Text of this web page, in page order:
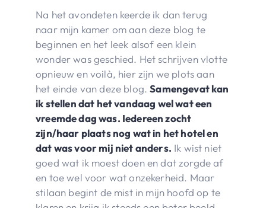
Na het avondeten keerde ik dan terug
naar mijn kamer om aan deze blog te
beginnen en het leek alsof een klein
wonder was geschied. Het schrijven vlotte
opnieuw en voilà, hier zijn we plots aan
het einde van deze blog.Samengevat kan
ik stellen dat het vandaag wel wat een
vreemde dag was. Iedereen zocht
zijn/haar plaats nog wat in het hotel en
dat was voor mij niet anders. Ik wist niet
goed wat ik moest doen en dat zorgde af
en toe wel voor wat onzekerheid. Maar
stilaan begint de mist in mijn hoofd op te